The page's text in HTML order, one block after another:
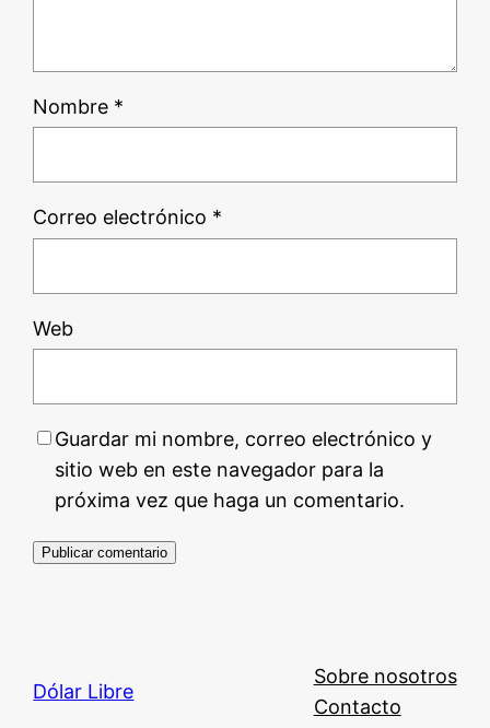
Nombre *
Correo electrónico *
Web
Guardar mi nombre, correo electrónico y
sitio web en este navegador para la
próxima vez que haga un comentario.
Dólar Libre
Sobre nosotros
Contacto